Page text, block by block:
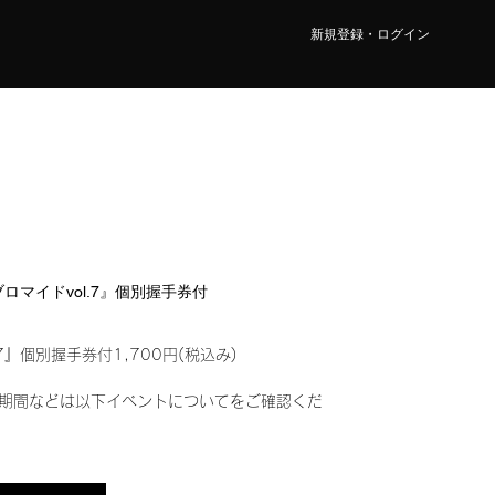
新規登録・ログイン
マイドvol.7』個別握手券付
』個別握手券付1,700円(税込み)
間などは以下イベントについてをご確認くだ